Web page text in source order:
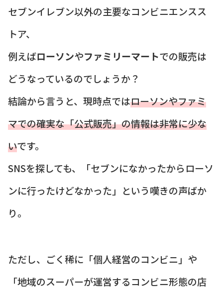
セブンイレブン以外の主要なコンビニエンスス
トア、
例えばローソンやファミリーマートでの販売は
どうなっているのでしょうか？
結論から言うと、現時点ではローソンやファミ
マでの確実な「公式販売」の情報は非常に少な
いです。
SNSを探しても、「セブンになかったからローソ
ンに行ったけどなかった」という嘆きの声ばか
り。
ただし、ごく稀に「個人経営のコンビニ」や
「地域のスーパーが運営するコンビニ形態の店